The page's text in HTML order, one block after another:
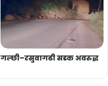
गल्छी–रसुवागढी सडक अवरुद्ध